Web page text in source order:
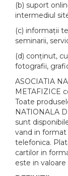
(b) suport
intermediul
(c) informații
seminarii,
(d) conținut,
fotografii,
ASOCIATIA
METAFIZICE
Toate
NATIONALA
sunt
vand in format
telefonica.
cartilor in
este in valoare